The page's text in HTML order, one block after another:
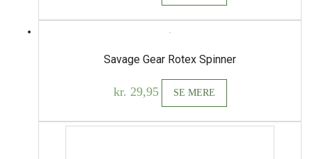
Savage Gear Rotex Spinner
kr. 29,95 SE MERE